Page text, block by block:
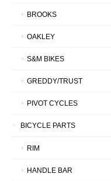
BROOKS
OAKLEY
S&M BIKES
GREDDY/TRUST
PIVOT CYCLES
BICYCLE PARTS
RIM
HANDLE BAR